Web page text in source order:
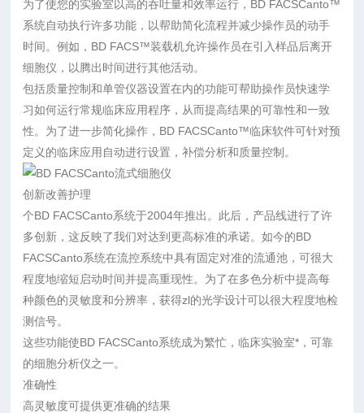
为了使您的实验室以高的吞吐量和效率运行，BD FACSCanto™
系统自动执行许多功能，以帮助简化流程并减少操作员的动手
时间。例如，BD FACS™装载机允许操作员在引入样品后离开
细胞仪，以腾出时间进行其他活动。
包括质量控制和单管仪器设置在内的功能可帮助操作员快速学
习如何运行常规临床应用程序，从而提高结果的可靠性和一致
性。为了进一步简化操作，BD FACSCanto™临床软件可针对预
定义的临床应用自动进行设置，补偿分析和质量控制。
创新改善护理
个BD FACSCanto系统于2004年推出。此后，产品线进行了许
多创新，这反映了我们对达到更高标准的承诺。如今的BD
FACSCanto系统在流控系统中具有固定对准的流通池，可很大
程度地缩短启动时间并提高重现性。为了在多色分析中提高每
种颜色的灵敏度和分辨率，获得zl的光学设计可以很大程度地检
测信号。
这些功能使BD FACSCanto系统成为繁忙，临床实验室*，可靠
的细胞分析仪之一。
准确性
高灵敏度可提供更准确的结果